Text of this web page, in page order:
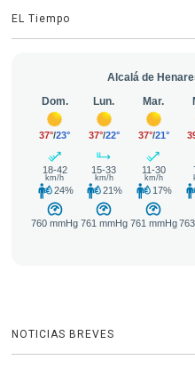
EL Tiempo
NOTICIAS BREVES